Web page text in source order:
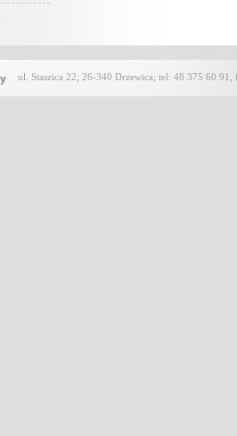
ul. Staszica 22; 26-340 Drzewica; tel: 48 375 60